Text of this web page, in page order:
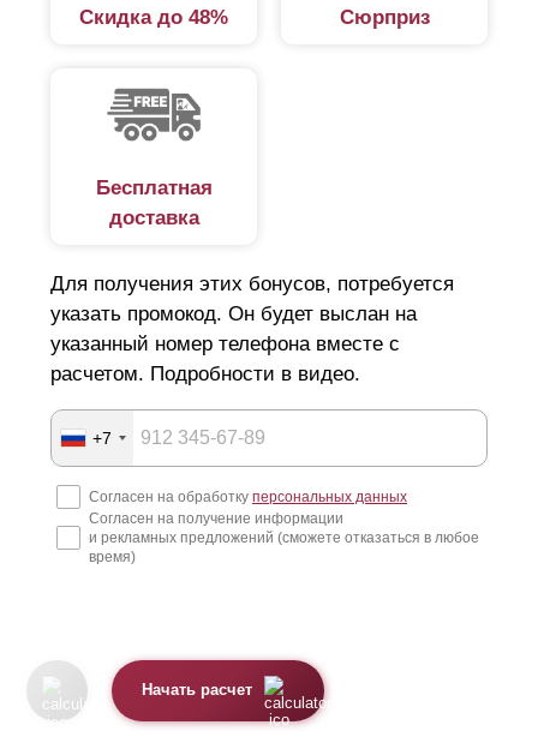
Скидка до 48% Сюрприз
Бесплатная
доставка
Для получения этих бонусов, потребуется
указать промокод. Он будет выслан на
указанный номер телефона вместе с
расчетом. Подробности в видео.
+7
Согласен на обработку персональных данных
Согласен на получение информации
и рекламных предложений (сможете отказаться в любое
время)
Начать расчет